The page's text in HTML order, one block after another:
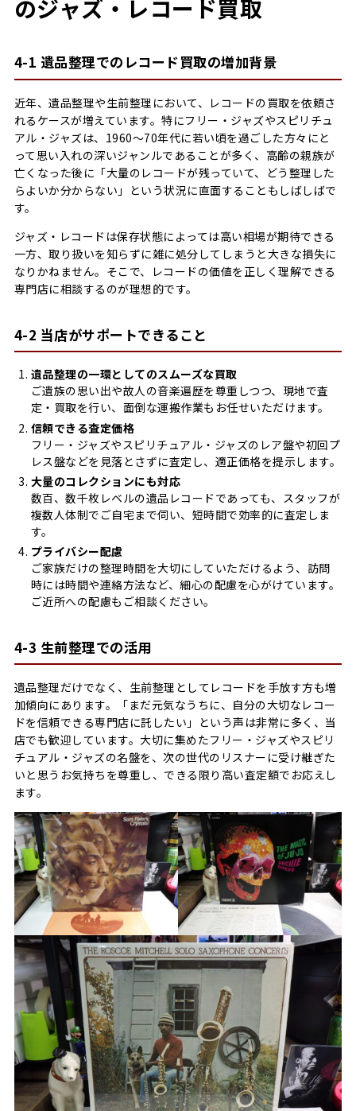
のジャズ・レコード買取
4-1 遺品整理でのレコード買取の増加背景
近年、遺品整理や生前整理において、レコードの買取を依頼さ
れるケースが増えています。特にフリー・ジャズやスピリチュ
アル・ジャズは、1960～70年代に若い頃を過ごした方々にと
って思い入れの深いジャンルであることが多く、高齢の親族が
亡くなった後に「大量のレコードが残っていて、どう整理した
らよいか分からない」という状況に直面することもしばしばで
す。
ジャズ・レコードは保存状態によっては高い相場が期待できる
一方、取り扱いを知らずに雑に処分してしまうと大きな損失に
なりかねません。そこで、レコードの価値を正しく理解できる
専門店に相談するのが理想的です。
4-2 当店がサポートできること
遺品整理の一環としてのスムーズな買取
ご遺族の思い出や故人の音楽遍歴を尊重しつつ、現地で査
定・買取を行い、面倒な運搬作業もお任せいただけます。
信頼できる査定価格
フリー・ジャズやスピリチュアル・ジャズのレア盤や初回プ
レス盤などを見落とさずに査定し、適正価格を提示します。
大量のコレクションにも対応
数百、数千枚レベルの遺品レコードであっても、スタッフが
複数人体制でご自宅まで伺い、短時間で効率的に査定しま
す。
プライバシー配慮
ご家族だけの整理時間を大切にしていただけるよう、訪問
時には時間や連絡方法など、細心の配慮を心がけています。
ご近所への配慮もご相談ください。
4-3 生前整理での活用
遺品整理だけでなく、生前整理としてレコードを手放す方も増
加傾向にあります。「まだ元気なうちに、自分の大切なレコー
ドを信頼できる専門店に託したい」という声は非常に多く、当
店でも歓迎しています。大切に集めたフリー・ジャズやスピリ
チュアル・ジャズの名盤を、次の世代のリスナーに受け継ぎた
いと思うお気持ちを尊重し、できる限り高い査定額でお応えし
ます。